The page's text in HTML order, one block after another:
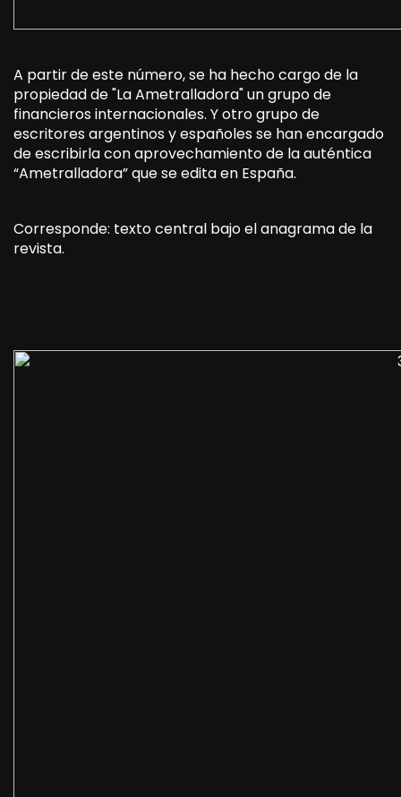
A partir de este número, se ha hecho cargo de la
propiedad de "La Ametralladora" un grupo de
financieros internacionales. Y otro grupo de
escritores argentinos y españoles se han encargado
de escribirla con aprovechamiento de la auténtica
“Ametralladora” que se edita en España.
Corresponde: texto central bajo el anagrama de la
revista.